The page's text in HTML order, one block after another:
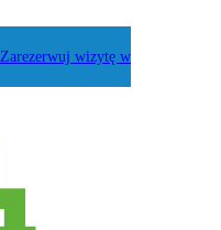
Zarezerwuj wizytę w